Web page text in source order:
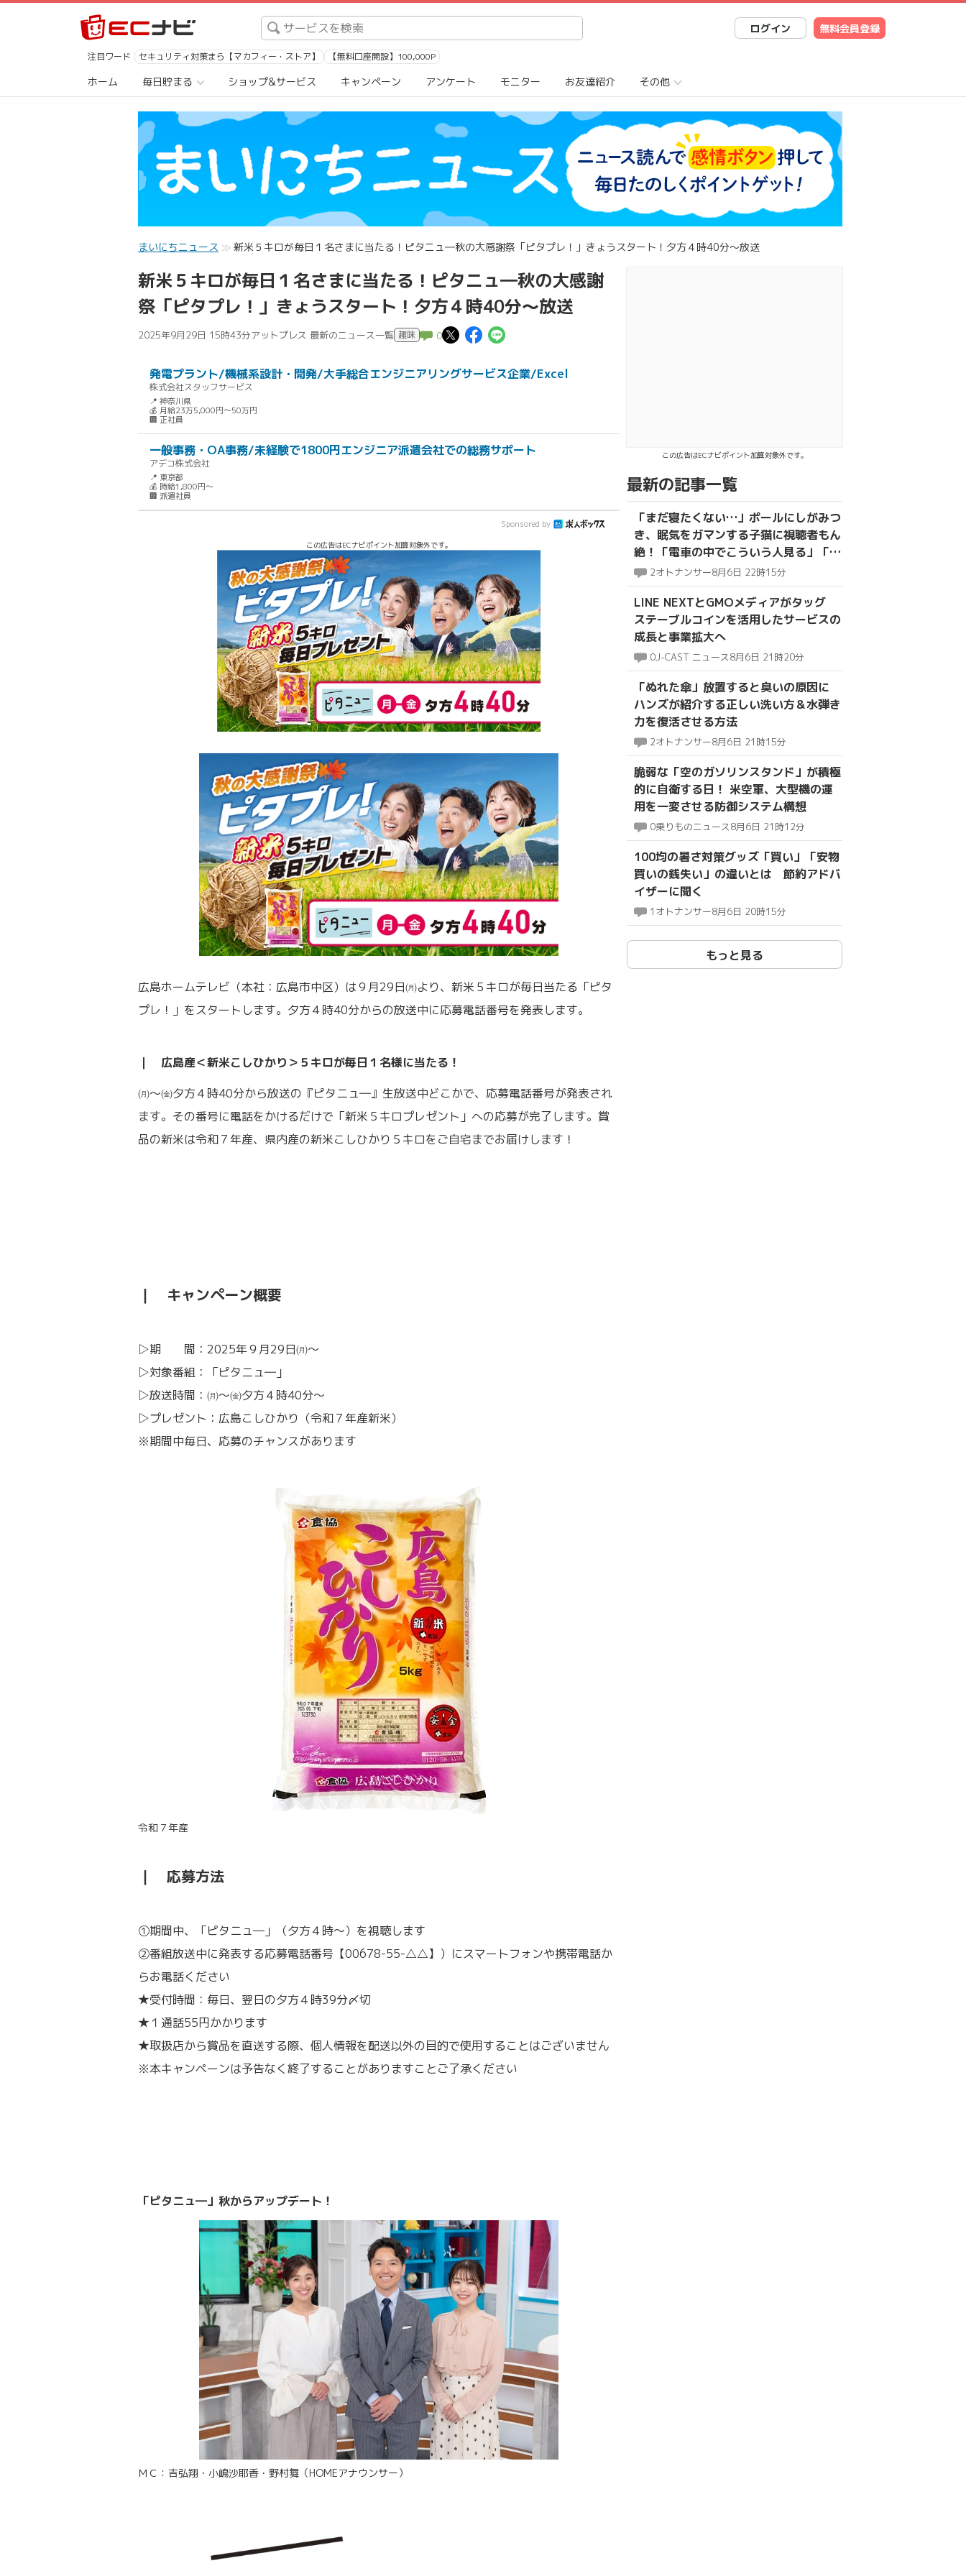
ログイン 無料会員登録
注目ワード セキュリティ対策まら【マカフィー・ストア】 【無料口座開設】100,000P
ホーム 毎日貯まる ショップ&サービス キャンペーン アンケート モニター お友達紹介 その他
まいにちニュース 新米５キロが毎日１名さまに当たる！ピタニュ―秋の大感謝祭「ピタプレ！」きょうスタート！夕方４時40分～放送
新米５キロが毎日１名さまに当たる！ピタニュ―秋の大感謝
祭「ピタプレ！」きょうスタート！夕方４時40分～放送
2025年9月29日 15時43分アットプレス 最新のニュース一覧 趣味 0 この記事についてポスト
この記事についてFacebookでシェア
発電プラント/機械系設計・開発/大手総合エンジニアリングサービス企業/Excel
株式会社スタッフサービス
📍 神奈川県
💰 月給23万5,000円～50万円
🏢 正社員
一般事務・OA事務/未経験で1800円エンジニア派遣会社での総務サポート
アデコ株式会社
📍 東京都
💰 時給1,800円～
🏢 派遣社員
Sponsored by
この広告はECナビポイント加算対象外です。
広島ホームテレビ（本社：広島市中区）は９月29日㈪より、新米５キロが毎日当たる「ピタ
プレ！」をスタートします。夕方４時40分からの放送中に応募電話番号を発表します。
｜ 広島産＜新米こしひかり＞５キロが毎日１名様に当たる！
㈪～㈮夕方４時40分から放送の『ピタニュ―』生放送中どこかで、応募電話番号が発表され
ます。その番号に電話をかけるだけで「新米５キロプレゼント」への応募が完了します。賞
品の新米は令和７年産、県内産の新米こしひかり５キロをご自宅までお届けします！
｜ キャンペーン概要
▷期 間：2025年９月29日㈪～
▷対象番組：「ピタニュ―」
▷放送時間：㈪～㈮夕方４時40分～
▷プレゼント：広島こしひかり（令和７年産新米）
※期間中毎日、応募のチャンスがあります
令和７年産
｜ 応募方法
①期間中、「ピタニュ―」（夕方４時～）を視聴します
②番組放送中に発表する応募電話番号【00678-55-△△】）にスマートフォンや携帯電話か
らお電話ください
★受付時間：毎日、翌日の夕方４時39分〆切
★１通話55円かかります
★取扱店から賞品を直送する際、個人情報を配送以外の目的で使用することはございません
※本キャンペーンは予告なく終了することがありますことご了承ください
「ピタニュ―」秋からアップデート！
ＭＣ：吉弘翔・小嶋沙耶香・野村舞（HOMEアナウンサー）
この広告はECナビポイント加算対象外です。
最新の記事一覧
「まだ寝たくない…」ポールにしがみつ
き、眠気をガマンする子猫に視聴者もん
絶！「電車の中でこういう人見る」「か
わいいは正義」
2オトナンサー8月6日 22時15分
LINE NEXTとGMOメディアがタッグ
ステーブルコインを活用したサービスの
成長と事業拡大へ
0J-CAST ニュース8月6日 21時20分
「ぬれた傘」放置すると臭いの原因に
ハンズが紹介する正しい洗い方＆水弾き
力を復活させる方法
2オトナンサー8月6日 21時15分
脆弱な「空のガソリンスタンド」が積極
的に自衛する日！ 米空軍、大型機の運
用を一変させる防御システム構想
0乗りものニュース8月6日 21時12分
100均の暑さ対策グッズ「買い」「安物
買いの銭失い」の違いとは 節約アドバ
イザーに聞く
1 オトナンサー8月6日 20時15分
もっと見る